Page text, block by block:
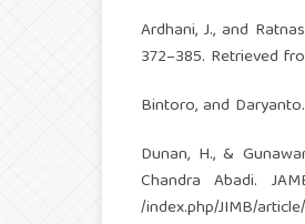
Ardhani, J., and
372–385. Retrieved
Bintoro, and
Dunan, H., &
Chandra Abadi.
/index.php/JIMB/